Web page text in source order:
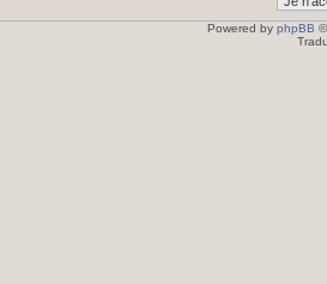
Powered by phpBB